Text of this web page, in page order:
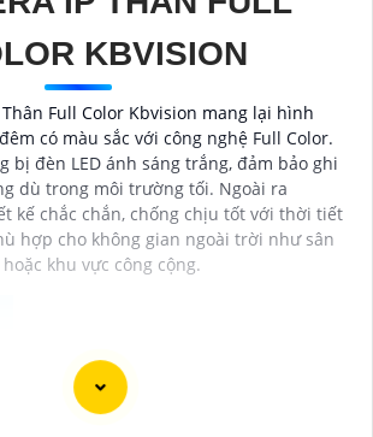
KBVISION
Full Color Kbvision mang lại hình
có màu sắc với công nghệ Full Color.
bị đèn LED ánh sáng trắng, đảm bảo ghi
dù trong môi trường tối. Ngoài ra
kế chắc chắn, chống chịu tốt với thời tiết
hợp cho không gian ngoài trời như sân
khu vực công cộng.
zoom motorized hình ảnh sắc nét là
cho việc giám sát chất lượng cao